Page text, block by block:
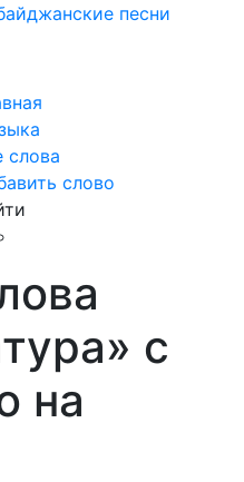
песни
слова
слово
с
на